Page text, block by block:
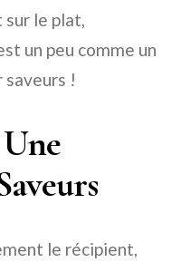
le plat,
un peu comme un
!
le récipient,